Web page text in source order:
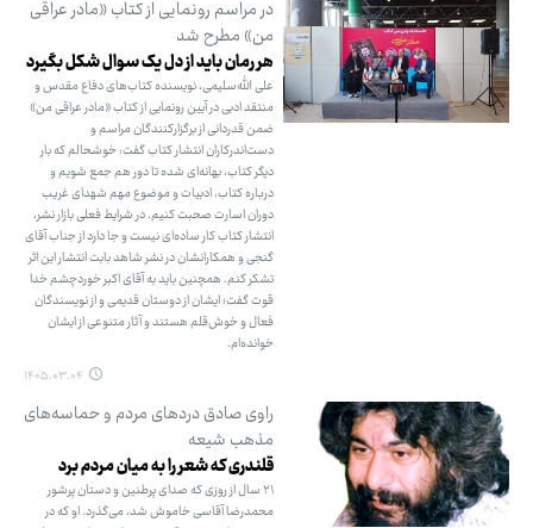
در مراسم رونمایی از کتاب «مادر عراقی
من» مطرح شد
هر رمان باید از دل یک سوال شکل بگیرد
علی‌ الله‌سلیمی، نویسنده کتاب‌های دفاع مقدس و
منتقد ادبی در آیین رونمایی از کتاب «مادر عراقی من»
ضمن قدردانی از برگزارکنندگان مراسم و
دست‌اندرکاران انتشار کتاب گفت: خوشحالم که بار
دیگر کتاب، بهانه‌ای شده تا دور هم جمع شویم و
درباره کتاب، ادبیات و موضوع مهم شهدای غریب
دوران اسارت صحبت کنیم. در شرایط فعلی بازار نشر،
انتشار کتاب کار ساده‌ای نیست و جا دارد از جناب آقای
گنجی و همکارانشان در نشر شاهد بابت انتشار این اثر
تشکر کنم. همچنین باید به آقای اکبر خوردچشم خدا
قوت گفت؛ ایشان از دوستان قدیمی و از نویسندگان
فعال و خوش‌قلم هستند و آثار متنوعی از ایشان
خوانده‌ام.
۱۴۰۵.۰۳.۰۴
راوی صادق دردهای مردم و حماسه‌های
مذهب شیعه
قلندری که شعر را به میان مردم برد
۲۱ سال از روزی که صدای پرطنین و دستان پرشور
محمدرضا آقاسی خاموش شد، می‌گذرد. او که در